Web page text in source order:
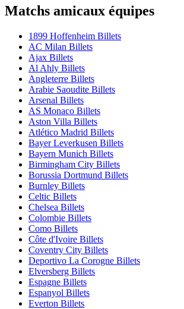
Matchs amicaux équipes
1899 Hoffenheim Billets
AC Milan Billets
Ajax Billets
Al Ahly Billets
Angleterre Billets
Arabie Saoudite Billets
Arsenal Billets
AS Monaco Billets
Aston Villa Billets
Atlético Madrid Billets
Bayer Leverkusen Billets
Bayern Munich Billets
Birmingham City Billets
Borussia Dortmund Billets
Burnley Billets
Celtic Billets
Chelsea Billets
Colombie Billets
Como Billets
Côte d'Ivoire Billets
Coventry City Billets
Deportivo La Corogne Billets
Elversberg Billets
Espagne Billets
Espanyol Billets
Everton Billets